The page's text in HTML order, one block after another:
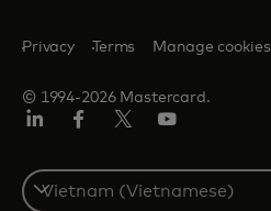
© 1994-2026 Mastercard.
Privacy Terms Manage cookies
Select
a